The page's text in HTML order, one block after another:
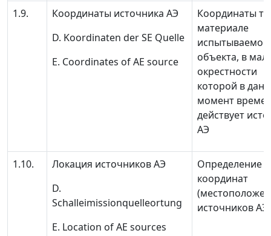
1.9.
Координаты источника АЭ
D. Koordinaten der SE Quelle
E. Coordinates of AE source
Координаты
материале
объекта, в
окрестности
которой в
момент
действует
АЭ
1.10.
Локация источников АЭ
D.
Schalleimissionquelleortung
E. Location of AE sources
Определение
координат
источников АЭ